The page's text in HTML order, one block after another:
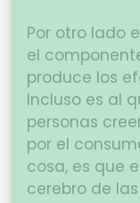
Por otro lado
el
produce los
Incluso es al
personas
por el
cosa, es que
cerebro de